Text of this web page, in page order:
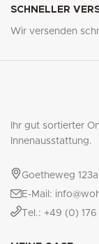
SCHNELLER
Wir versenden
Ihr gut sortierter
Innenausstattung.
Goetheweg
E-Mail:
Tel.: +49 (0)